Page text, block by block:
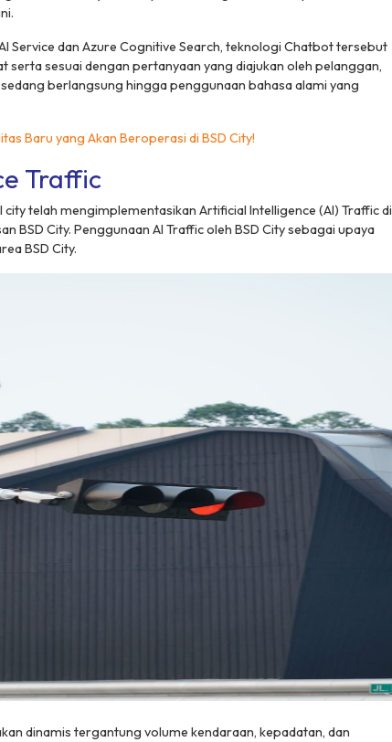
Service dan Azure Cognitive Search, teknologi Chatbot tersebut
sesuai dengan pertanyaan yang diajukan oleh pelanggan,
berlangsung hingga penggunaan bahasa alami yang
Baru yang Akan Beroperasi di BSD City!
Traffic
telah mengimplementasikan Artificial Intelligence (AI) Traffic di
BSD City. Penggunaan AI Traffic oleh BSD City sebagai upaya
BSD City.
dinamis tergantung volume kendaraan, kepadatan, dan